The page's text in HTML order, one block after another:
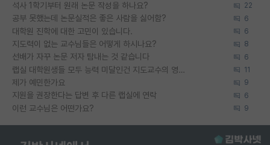
석사 1학기부터 원래 논문 작성을 하나요? 22
공부 못했는데 논문실적은 좋은 사람을 싫어함? 6
대학원 진학에 대한 고민이 있습니다. 6
지도력이 없는 교수님들은 어떻게 하시나요? 8
선배가 자꾸 논문 저자 탐내는 것 같습니다 6
랩실 대학원생들 모두 능력 미달인건 지도교수의 영향 아닌가? 11
제가 예민한가요 9
지원을 권장한다는 답변 후 다른 랩실에 연락 6
이런 교수님은 어떤가요? 9